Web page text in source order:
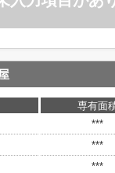
専有面
***
***
***